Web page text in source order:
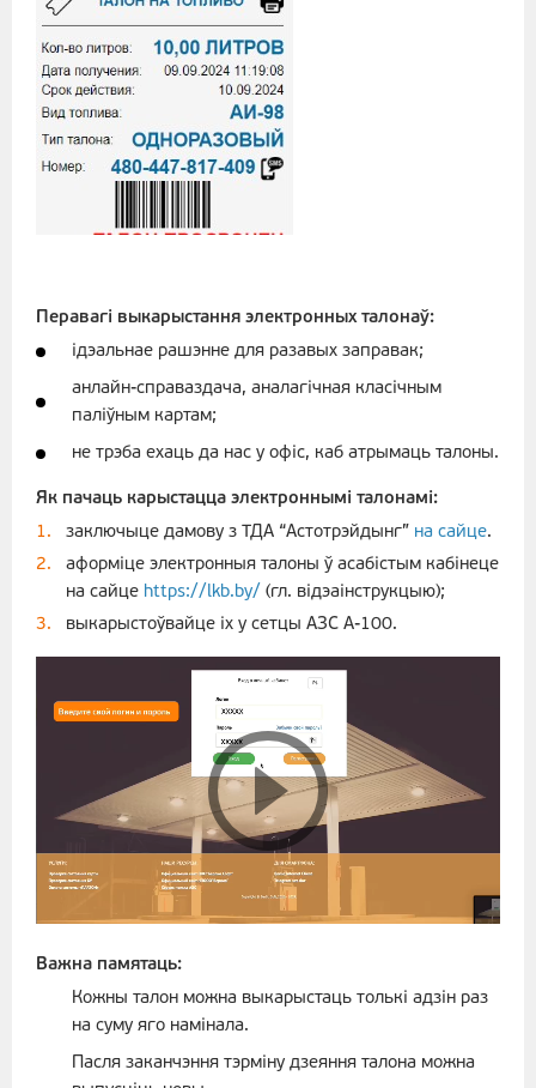
Перавагі выкарыстання электронных талонаў:
ідэальнае рашэнне для разавых заправак;
анлайн-справаздача, аналагічная класічным
паліўным картам;
не трэба ехаць да нас у офіс, каб атрымаць талоны.
Як пачаць карыстацца электроннымі талонамі:
заключыце дамову з ТДА “Астотрэйдынг” на сайце.
аформіце электронныя талоны ў асабістым кабінеце
на сайце https://lkb.by/ (гл. відэаінструкцыю);
выкарыстоўвайце іх у сетцы АЗС А-100.
Важна памятаць:
Кожны талон можна выкарыстаць толькі адзін раз
на суму яго намінала.
Пасля заканчэння тэрміну дзеяння талона можна